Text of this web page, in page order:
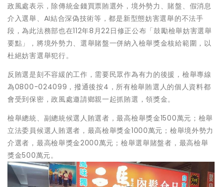
政風處表示，除傳統金錢買票賄選外，境外勢力、賭盤、假消息
介入選舉、AI結合深偽技術等，都是新型態妨害選舉的不法手
段，為此法務部也在112年8月22日修正公布「鼓勵檢舉妨害選舉
要點」，將境外勢力、選舉賭盤一併納入檢舉獎金核給範圍，以
杜絕妨害選舉犯行。
反賄選是刻不容緩的工作，需要民眾作為有力的後援，檢舉專線
為0800-024099，撥通後按4，所有檢舉賄選人的個人資料都
會受到保密，政風處邀請鄉親一起抓賄選，領獎金。
檢舉總統、副總統候選人賄選者，最高檢舉獎金1500萬元；檢舉
立法委員候選人賄選者，最高檢舉獎金1000萬元；檢舉境外勢力
介選者，最高檢舉獎金2000萬元；檢舉選舉賭盤者，最高檢舉
獎金500萬元。